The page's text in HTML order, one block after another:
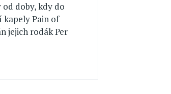
doby, kdy do
kapely Pain of
jejich rodák Per